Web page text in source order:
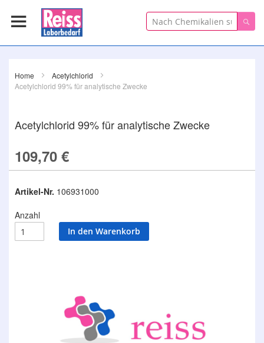
Suche
Home
Acetylchlorid
Acetylchlorid 99% für analytische Zwecke
Acetylchlorid 99% für analytische Zwecke
109,70 €
Artikel-Nr. 106931000
Anzahl
In den Warenkorb